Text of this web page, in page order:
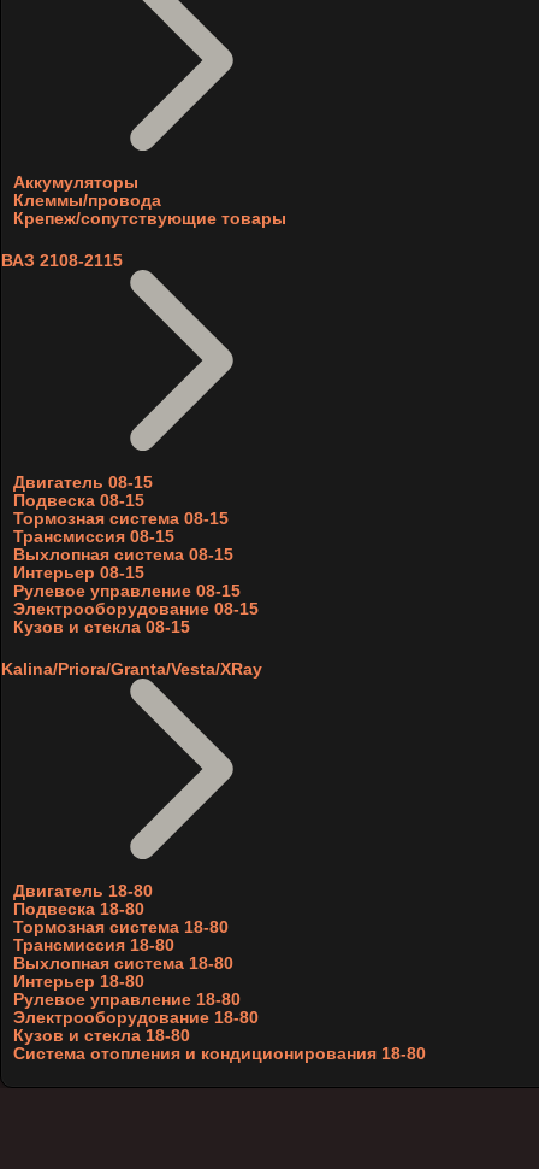
Аккумуляторы
Клеммы/провода
Крепеж/сопутствующие товары
ВАЗ 2108-2115
Двигатель 08-15
Подвеска 08-15
Тормозная система 08-15
Трансмиссия 08-15
Выхлопная система 08-15
Интерьер 08-15
Рулевое управление 08-15
Электрооборудование 08-15
Кузов и стекла 08-15
Kalina/Priora/Granta/Vesta/XRay
Двигатель 18-80
Подвеска 18-80
Тормозная система 18-80
Трансмиссия 18-80
Выхлопная система 18-80
Интерьер 18-80
Рулевое управление 18-80
Электрооборудование 18-80
Кузов и стекла 18-80
Система отопления и кондиционирования 18-80